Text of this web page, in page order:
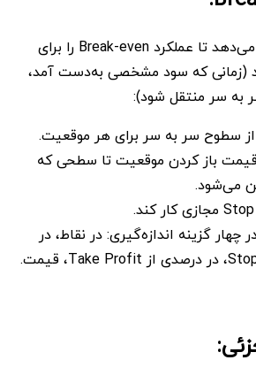
این پنل به شما امکان می‌دهد تا عملکرد Break-even را برای
(زمانی که سود مشخصی به‌دست آمد،
از سطوح سر به سر برای هر موقعیت.
باز کردن موقعیت تا سطحی که
چهار گزینه اندازه‌گیری: در نقاط، در